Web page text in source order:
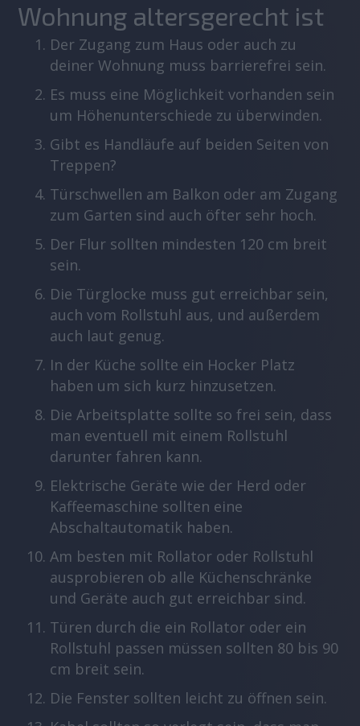
Wohnung altersgerecht ist
Der Zugang zum Haus oder auch zu
deiner Wohnung muss barrierefrei sein.
Es muss eine Möglichkeit vorhanden sein
um Höhenunterschiede zu überwinden.
Gibt es Handläufe auf beiden Seiten von
Treppen?
Türschwellen am Balkon oder am Zugang
zum Garten sind auch öfter sehr hoch.
Der Flur sollten mindesten 120 cm breit
sein.
Die Türglocke muss gut erreichbar sein,
auch vom Rollstuhl aus, und außerdem
auch laut genug.
In der Küche sollte ein Hocker Platz
haben um sich kurz hinzusetzen.
Die Arbeitsplatte sollte so frei sein, dass
man eventuell mit einem Rollstuhl
darunter fahren kann.
Elektrische Geräte wie der Herd oder
Kaffeemaschine sollten eine
Abschaltautomatik haben.
Am besten mit Rollator oder Rollstuhl
ausprobieren ob alle Küchenschränke
und Geräte auch gut erreichbar sind.
Türen durch die ein Rollator oder ein
Rollstuhl passen müssen sollten 80 bis 90
cm breit sein.
Die Fenster sollten leicht zu öffnen sein.